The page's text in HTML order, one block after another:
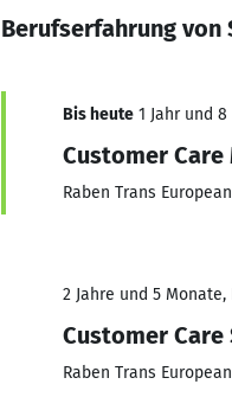
Berufserfahrung von
Bis heute 1 Jahr und
Customer Care
Raben Trans
2 Jahre und 5 Monate,
Customer
Raben Trans